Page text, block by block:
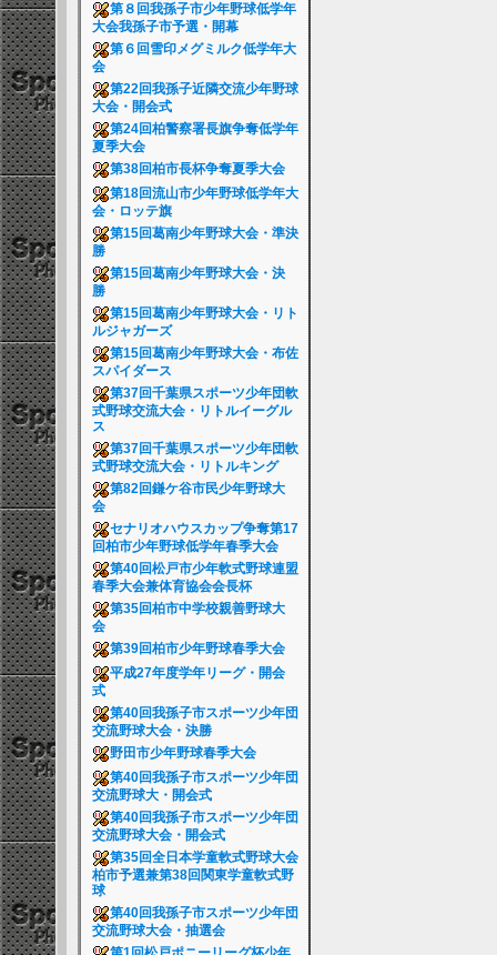
第８回我孫子市少年野球低学年
大会我孫子市予選・開幕
第６回雪印メグミルク低学年大
会
第22回我孫子近隣交流少年野球
大会・開会式
第24回柏警察署長旗争奪低学年
夏季大会
第38回柏市長杯争奪夏季大会
第18回流山市少年野球低学年大
会・ロッテ旗
第15回葛南少年野球大会・準決
勝
第15回葛南少年野球大会・決
勝
第15回葛南少年野球大会・リト
ルジャガーズ
第15回葛南少年野球大会・布佐
スパイダース
第37回千葉県スポーツ少年団軟
式野球交流大会・リトルイーグル
ス
第37回千葉県スポーツ少年団軟
式野球交流大会・リトルキング
第82回鎌ケ谷市民少年野球大
会
セナリオハウスカップ争奪第17
回柏市少年野球低学年春季大会
第40回松戸市少年軟式野球連盟
春季大会兼体育協会会長杯
第35回柏市中学校親善野球大
会
第39回柏市少年野球春季大会
平成27年度学年リーグ・開会
式
第40回我孫子市スポーツ少年団
交流野球大会・決勝
野田市少年野球春季大会
第40回我孫子市スポーツ少年団
交流野球大・開会式
第40回我孫子市スポーツ少年団
交流野球大会・開会式
第35回全日本学童軟式野球大会
柏市予選兼第38回関東学童軟式野
球
第40回我孫子市スポーツ少年団
交流野球大会・抽選会